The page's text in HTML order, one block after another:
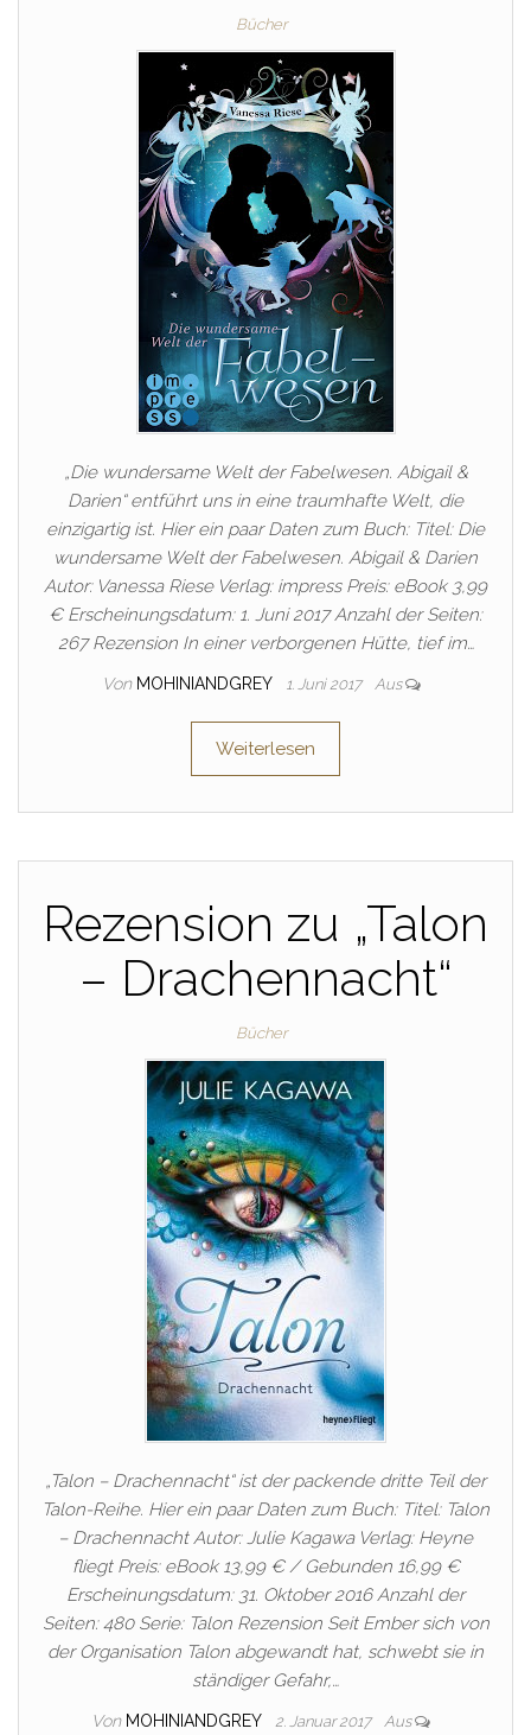
Bücher
„Die wundersame Welt der Fabelwesen. Abigail &
Darien“ entführt uns in eine traumhafte Welt, die
einzigartig ist. Hier ein paar Daten zum Buch: Titel: Die
wundersame Welt der Fabelwesen. Abigail & Darien
Autor: Vanessa Riese Verlag: impress Preis: eBook 3,99
€ Erscheinungsdatum: 1. Juni 2017 Anzahl der Seiten:
267 Rezension In einer verborgenen Hütte, tief im…
Von MOHINIANDGREY 1. Juni 2017 Aus
Weiterlesen
Rezension zu „Talon
– Drachennacht“
Bücher
„Talon – Drachennacht“ ist der packende dritte Teil der
Talon-Reihe. Hier ein paar Daten zum Buch: Titel: Talon
– Drachennacht Autor: Julie Kagawa Verlag: Heyne
fliegt Preis: eBook 13,99 € / Gebunden 16,99 €
Erscheinungsdatum: 31. Oktober 2016 Anzahl der
Seiten: 480 Serie: Talon Rezension Seit Ember sich von
der Organisation Talon abgewandt hat, schwebt sie in
ständiger Gefahr,…
Von MOHINIANDGREY 2. Januar 2017 Aus